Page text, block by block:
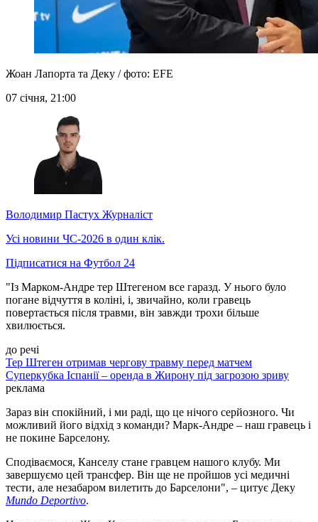
Жоан Лапорта та Деку / фото: EFE
07 січня, 21:00
Володимир Пастух Журналіст
Усі новини ЧС-2026 в один клік.
Підписатися на Футбол 24
"Із Марком-Андре тер Штегеном все гаразд. У нього було
погане відчуття в коліні, і, звичайно, коли гравець
повертається після травми, він завжди трохи більше
хвилюється.
до речі
Тер Штеген отримав чергову травму перед матчем
Суперкубка Іспанії – оренда в Жирону під загрозою зриву
реклама
Зараз він спокійний, і ми раді, що це нічого серйозного. Чи
можливий його відхід з команди? Марк-Андре – наш гравець і
не покине Барселону.
Сподіваємося, Канселу стане гравцем нашого клубу. Ми
завершуємо цей трансфер. Він ще не пройшов усі медичні
тести, але незабаром вилетить до Барселони", – цитує Деку
Mundo Deportivo.